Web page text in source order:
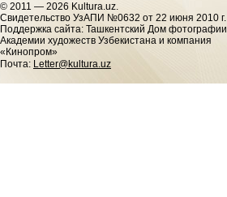
© 2011 — 2026 Kultura.uz.
Cвидетельство УзАПИ №0632 от 22 июня 2010 г.
Поддержка сайта: Ташкентский Дом фотографии
Академии художеств Узбекистана и компания
«Кинопром»
Почта: Letter@kultura.uz